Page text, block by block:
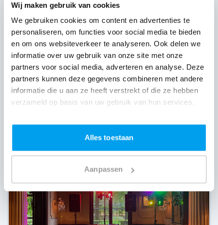
Wij maken gebruik van cookies
We gebruiken cookies om content en advertenties te
personaliseren, om functies voor social media te bieden
en om ons websiteverkeer te analyseren. Ook delen we
informatie over uw gebruik van onze site met onze
partners voor social media, adverteren en analyse. Deze
partners kunnen deze gegevens combineren met andere
informatie die u aan ze heeft verstrekt of die ze hebben
verzameld op basis van uw gebruik van hun services.
Alles toestaan
Aanpassen
Landgoed Bergzicht,Heumen
(44 reviews over onze DJ's